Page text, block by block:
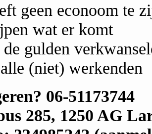
geen econoom te
wat er komt
de gulden
(niet) werkenden
06-51173744
285, 1250 AG